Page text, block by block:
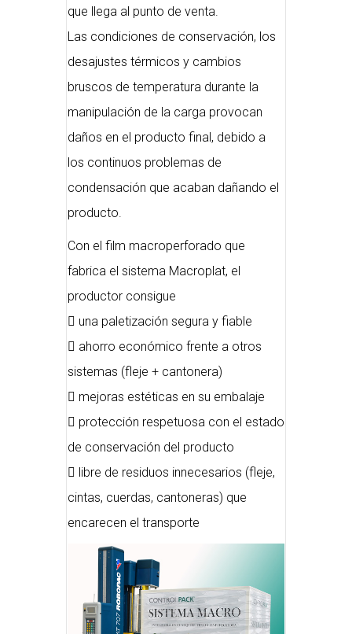
que llega al punto de venta.
Las condiciones de conservación, los
desajustes térmicos y cambios
bruscos de temperatura durante la
manipulación de la carga provocan
daños en el producto final, debido a
los continuos problemas de
condensación que acaban dañando el
producto.
Con el film macroperforado que
fabrica el sistema Macroplat, el
productor consigue
 una paletización segura y fiable
 ahorro económico frente a otros
sistemas (fleje + cantonera)
 mejoras estéticas en su embalaje
 protección respetuosa con el estado
de conservación del producto
 libre de residuos innecesarios (fleje,
cintas, cuerdas, cantoneras) que
encarecen el transporte